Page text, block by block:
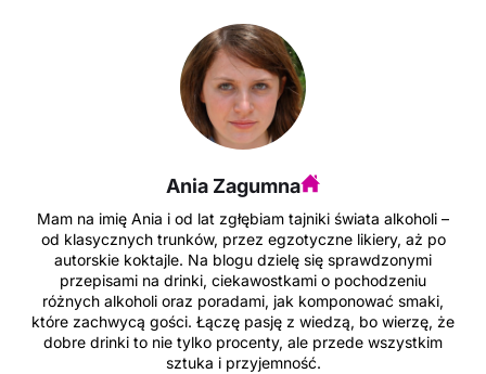
m
bl
r
d
di
t
e
dI
n
Ania Zagumna
Mam na imię Ania i od lat zgłębiam tajniki świata alkoholi –
od klasycznych trunków, przez egzotyczne likiery, aż po
autorskie koktajle. Na blogu dzielę się sprawdzonymi
przepisami na drinki, ciekawostkami o pochodzeniu
różnych alkoholi oraz poradami, jak komponować smaki,
które zachwycą gości. Łączę pasję z wiedzą, bo wierzę, że
dobre drinki to nie tylko procenty, ale przede wszystkim
sztuka i przyjemność.